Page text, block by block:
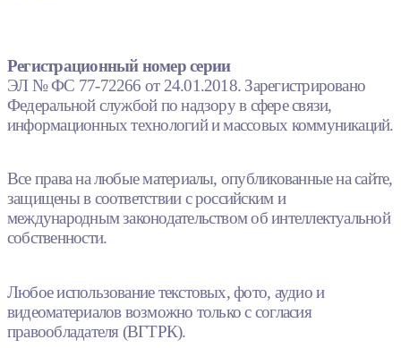
Регистрационный номер серии
ЭЛ № ФС 77-72266 от 24.01.2018. Зарегистрировано
Федеральной службой по надзору в сфере связи,
информационных технологий и массовых коммуникаций.
Все права на любые материалы, опубликованные на сайте,
защищены в соответствии с российским и
международным законодательством об интеллектуальной
собственности.
Любое использование текстовых, фото, аудио и
видеоматериалов возможно только с согласия
правообладателя (ВГТРК).